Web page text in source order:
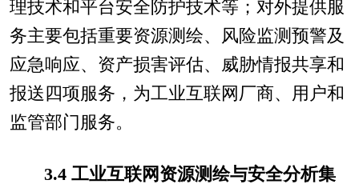
理技术和平台安全防护技术等；对外提供服
务主要包括重要资源测绘、风险监测预警及
应急响应、资产损害评估、威胁情报共享和
报送四项服务，为工业互联网厂商、用户和
监管部门服务。
3.4 工业互联网资源测绘与安全分析集